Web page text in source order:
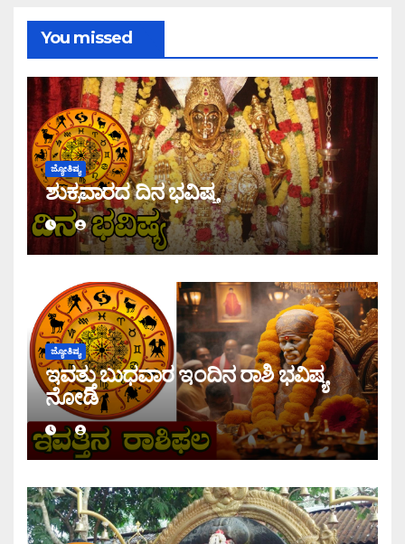
You missed
ಜ್ಯೋತಿಷ್ಯ
ಶುಕ್ರವಾರದ ದಿನ ಭವಿಷ್ಯ
ಜ್ಯೋತಿಷ್ಯ
ಇವತ್ತು ಬುಧವಾರ ಇಂದಿನ ರಾಶಿ ಭವಿಷ್ಯ
ನೋಡಿ